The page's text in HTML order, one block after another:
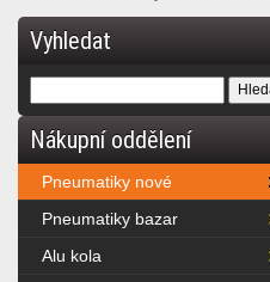
Vyhledat
Nákupní oddělení
Pneumatiky nové
Pneumatiky bazar
Alu kola